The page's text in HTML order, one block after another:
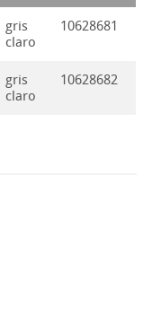
gris
claro
10628681
gris
claro
10628682